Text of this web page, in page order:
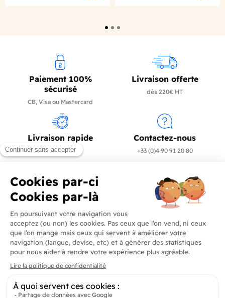
Paiement 100%
sécurisé
CB, Visa ou Mastercard
Livraison offerte
dès 220€ HT
Livraison rapide
en 24/72h
Contactez-nous
+33 (0)4 90 91 20 80